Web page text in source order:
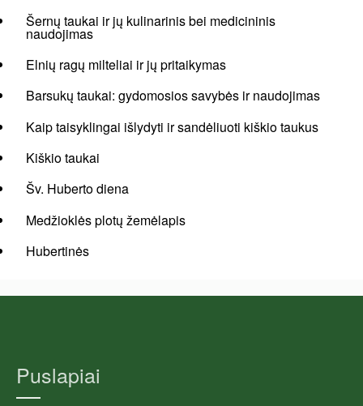
Šernų taukai ir jų kulinarinis bei medicininis
naudojimas
Elnių ragų milteliai ir jų pritaikymas
Barsukų taukai: gydomosios savybės ir naudojimas
Kaip taisyklingai išlydyti ir sandėliuoti kiškio taukus
Kiškio taukai
Šv. Huberto diena
Medžioklės plotų žemėlapis
Hubertinės
Puslapiai